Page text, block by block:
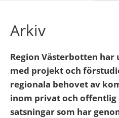
Arkiv
Region Västerbotten
med projekt och
regionala behovet av
inom privat och
satsningar som har